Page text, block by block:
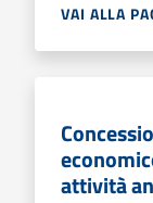
VAI ALLA
attività